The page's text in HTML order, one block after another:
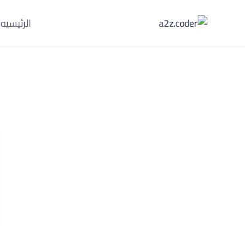
الرئيسيه